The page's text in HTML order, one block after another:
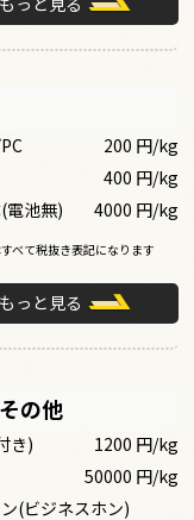
200 円/kg
400 円/kg
電池無)
4000 円/kg
べて税抜き表記になります
っと見る
の他
き)
1200 円/kg
50000 円/kg
(ビジネスホン)